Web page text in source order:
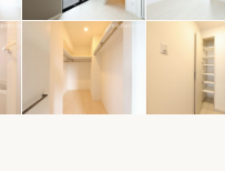
ロに探してもらう